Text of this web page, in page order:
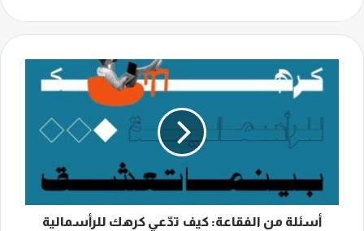
أسئلة
كيف
تدّعي
للرأسمالية
بينما
تعشق
«الكونسبت
أسئلة من الفقاعة: كيف تدّعي كرهك للرأسمالية